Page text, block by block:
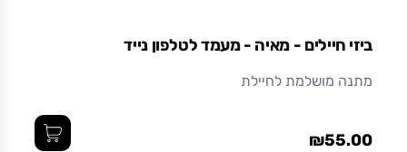
ביזי חיילים - מאיה - מעמד לטלפון נייד
מתנה מושלמת לחיילת
₪55.00